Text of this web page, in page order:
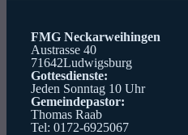
FMG Neckarweihingen
Austrasse 40
71642Ludwigsburg
Gottesdienste:
Jeden Sonntag 10 Uhr
Gemeindepastor:
Thomas Raab
Tel: 0172-6925067